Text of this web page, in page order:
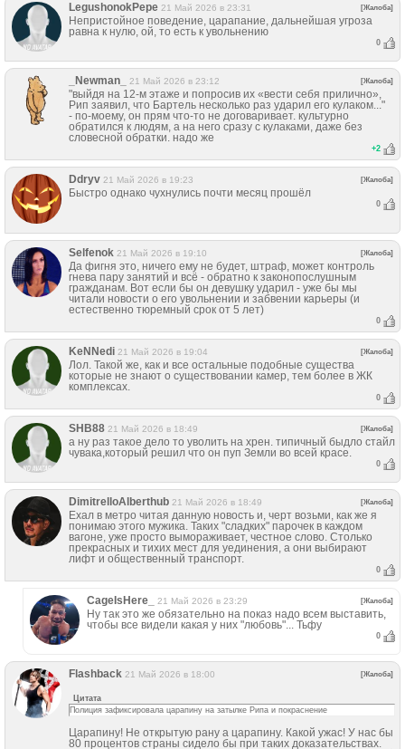
LegushonokPepe 21 Май 2026 в 23:31 [Жалоба]
Непристойное поведение, царапание, дальнейшая угроза
равна к нулю, ой, то есть к увольнению
0
_Newman_ 21 Май 2026 в 23:12 [Жалоба]
"выйдя на 12-м этаже и попросив их «вести себя прилично»,
Рип заявил, что Бартель несколько раз ударил его кулаком..."
- по-моему, он прям что-то не договаривает. культурно
обратился к людям, а на него сразу с кулаками, даже без
словесной обратки. надо же
+2
Ddryv 21 Май 2026 в 19:23 [Жалоба]
Быстро однако чухнулись почти месяц прошёл
0
Selfenok 21 Май 2026 в 19:10 [Жалоба]
Да фигня это, ничего ему не будет, штраф, может контроль
гнева пару занятий и всё - обратно к законопослушным
гражданам. Вот если бы он девушку ударил - уже бы мы
читали новости о его увольнении и забвении карьеры (и
естественно тюремный срок от 5 лет)
0
KeNNedi 21 Май 2026 в 19:04 [Жалоба]
Лол. Такой же, как и все остальные подобные существа
которые не знают о существовании камер, тем более в ЖК
комплексах.
0
SHB88 21 Май 2026 в 18:49 [Жалоба]
а ну раз такое дело то уволить на хрен. типичный быдло стайл
чувака,который решил что он пуп Земли во всей красе.
0
DimitrelloAlberthub 21 Май 2026 в 18:49 [Жалоба]
Ехал в метро читая данную новость и, черт возьми, как же я
понимаю этого мужика. Таких "сладких" парочек в каждом
вагоне, уже просто вымораживает, честное слово. Столько
прекрасных и тихих мест для уединения, а они выбирают
лифт и общественный транспорт.
0
CageIsHere_ 21 Май 2026 в 23:29 [Жалоба]
Ну так это же обязательно на показ надо всем выставить,
чтобы все видели какая у них "любовь"... Тьфу
0
Flashback 21 Май 2026 в 18:00 [Жалоба]
Цитата
Полиция зафиксировала царапину на затылке Рипа и покраснение
Царапину! Не открытую рану а царапину. Какой ужас! У нас бы
80 процентов страны сидело бы при таких доказательствах.